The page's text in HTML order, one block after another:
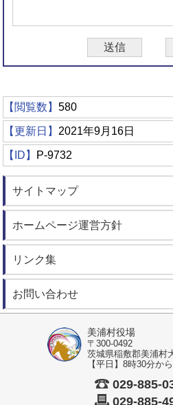
【閲覧数】580
【更新日】 2021年9月16日
【ID】 P-9732
サイトマップ
ホームページ運営方針
リンク集
お問い合わせ
美浦村役場
〒300-0492
茨城県稲敷郡美浦村
【平日】8時30分か
029-885-
029-885-